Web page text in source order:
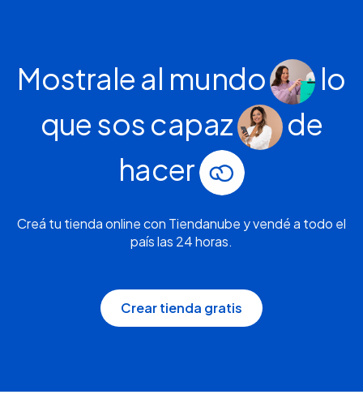
Mostrale al mundo
lo
que sos capaz
de
hacer
Creá tu tienda online con Tiendanube y vendé a todo el
país las 24 horas.
Crear tienda gratis